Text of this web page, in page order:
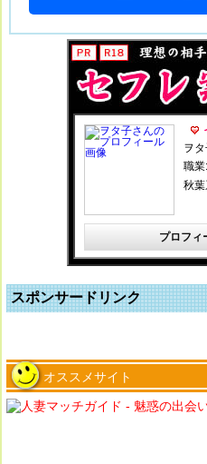
スポンサードリンク
オススメサイト